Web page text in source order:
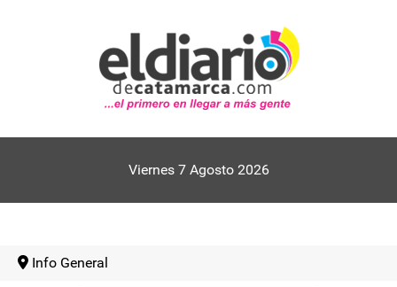
Viernes 7 Agosto 2026
Info General